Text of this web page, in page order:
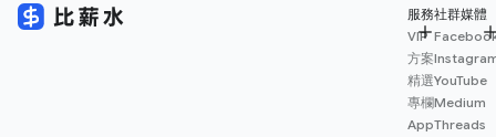
服務
VIP
方案
精選
專欄
App
社群媒體
YouTube
Medium
Threads